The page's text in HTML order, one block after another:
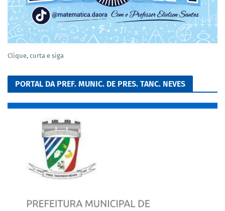
Clique, curta e siga
PORTAL DA PREF. MUNIC. DE PRES. TANC. NEVES